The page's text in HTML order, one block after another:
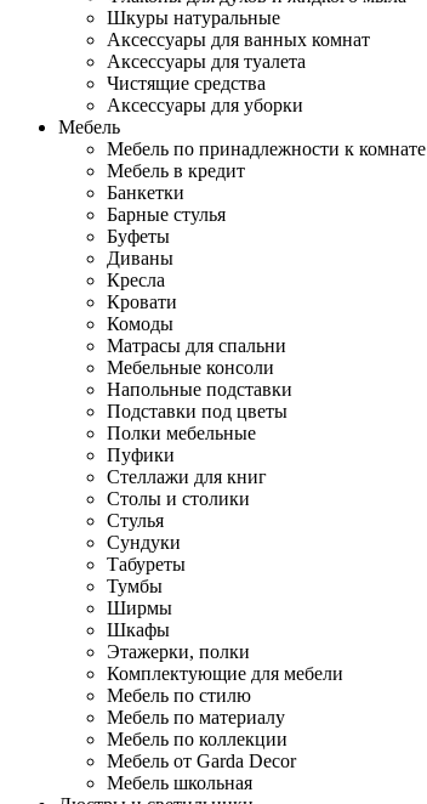
Шкуры натуральные
Аксессуары для ванных комнат
Аксессуары для туалета
Чистящие средства
Аксессуары для уборки
Мебель
Мебель по принадлежности к комнате
Мебель в кредит
Банкетки
Барные стулья
Буфеты
Диваны
Кресла
Кровати
Комоды
Матрасы для спальни
Мебельные консоли
Напольные подставки
Подставки под цветы
Полки мебельные
Пуфики
Стеллажи для книг
Столы и столики
Стулья
Сундуки
Табуреты
Тумбы
Ширмы
Шкафы
Этажерки, полки
Комплектующие для мебели
Мебель по стилю
Мебель по материалу
Мебель по коллекции
Мебель от Garda Decor
Мебель школьная